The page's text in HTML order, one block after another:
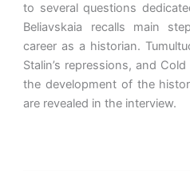
to several questions
Beliavskaia recalls main
career as a historian.
Stalin’s repressions, and
the development of the
are revealed in the interview.